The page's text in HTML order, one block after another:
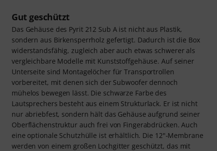
Gut geschützt
Das Gehäuse des Pyrit 212 Sub A ist nicht aus Plastik,
sondern aus Birkensperrholz gefertigt. Dadurch ist die Box
widerstandsfähig, zugleich aber auch etwas schwerer als
vergleichbare Modelle mit Kunststoffgehäuse. Auf seiner
Unterseite sind Montagelöcher für Transportrollen
vorbereitet, mit denen sich der Subwoofer dennoch
mühelos bewegen lässt. Die schwarze Farbe des
Lautsprechers besteht aus einem Strukturlack. Er ist nicht
nur abriebfest, sondern hält das Gehäuse aufgrund seiner
Oberflächenstruktur auch frei von Fingerabdrücken. Auch
eine optionale Schutzhülle ist erhältlich. Die 12"-Membrane
werden von einem großen Lochgitter geschützt, das mit